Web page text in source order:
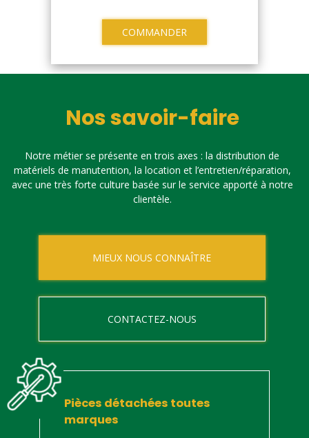
COMMANDER
Nos savoir-faire
Notre métier se présente en trois axes : la distribution de
matériels de manutention, la location et l’entretien/réparation,
avec une très forte culture basée sur le service apporté à notre
clientèle.
MIEUX NOUS CONNAÎTRE
CONTACTEZ-NOUS
Pièces détachées toutes
marques